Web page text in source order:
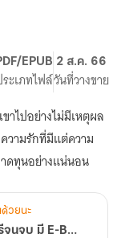
EPUB
ะเภทไฟล์
2 ส.ค. 66
วันที่วางขาย
าไปอย่างไม่มีเหตุผล
วามรักที่มีแต่ความ
ดทุนอย่างแน่นอน
ด้วยนะ
ล้ำเส้น (CROSSING THE LINE) l อ่านฟรีจนจบ มี E-Book)